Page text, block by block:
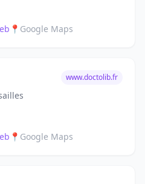
📍 Google Maps
www.doctolib.fr
📍 Google Maps